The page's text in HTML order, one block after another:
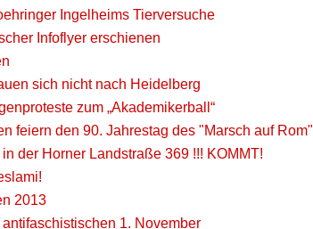
Ingelheims Tierversuche
Infoflyer erschienen
sich nicht nach Heidelberg
zum „Akademikerball“
feiern den 90. Jahrestag des "Marsch auf Rom"
der Horner Landstraße 369 !!! KOMMT!
2013
1. November